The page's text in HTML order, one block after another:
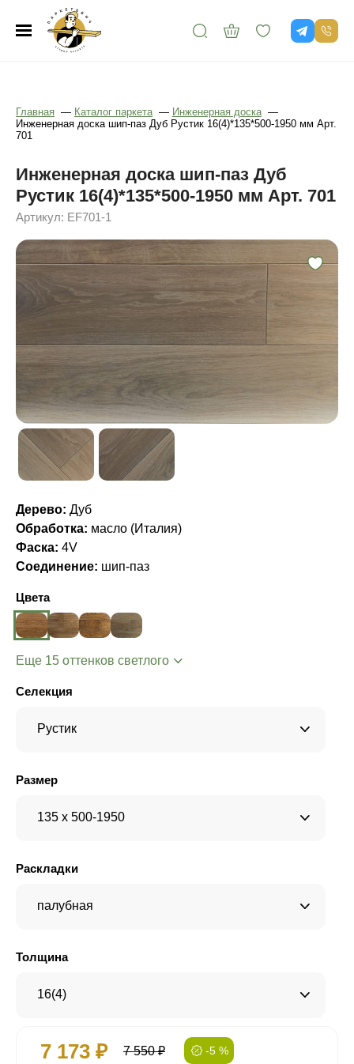
Главная — Каталог паркета — Инженерная доска —
Инженерная доска шип-паз Дуб Рустик 16(4)*135*500-1950 мм Арт.
701
Инженерная доска шип-паз Дуб
Рустик 16(4)*135*500-1950 мм Арт. 701
Артикул: EF701-1
Дерево: Дуб
Обработка: масло (Италия)
Фаска: 4V
Соединение: шип-паз
Цвета
Еще 15 оттенков светлого
Селекция
Рустик
Размер
135 x 500-1950
Раскладки
палубная
Толщина
16(4)
7 173 ₽ 7 550 ₽ -5 %